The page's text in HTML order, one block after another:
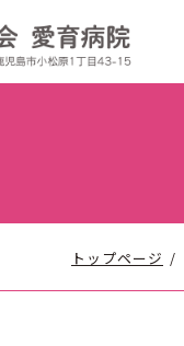
トップページ